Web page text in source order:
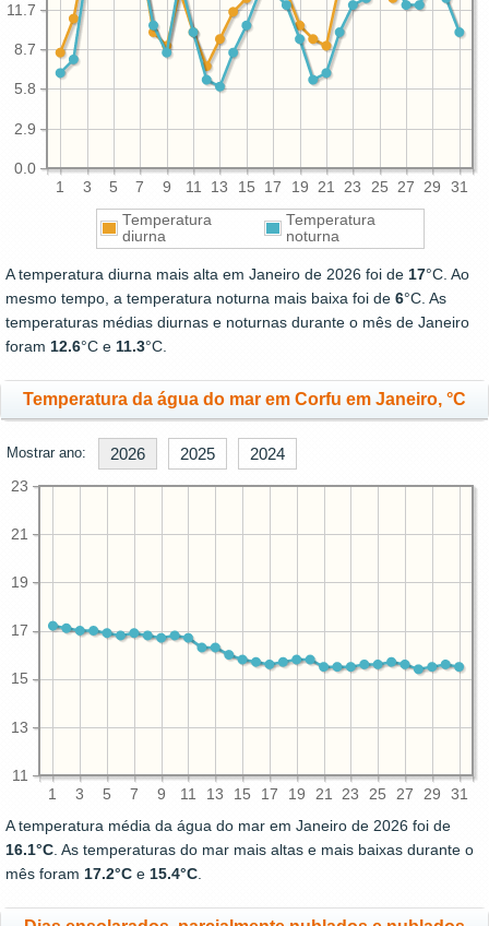
1 3 5 7 9 11 13 15 17 19 21 23 25 27 29 31
0.0
2.9
5.8
8.7
11.7
Temperatura
diurna
Temperatura
noturna
A temperatura diurna mais alta em Janeiro de 2026 foi de 17°C. Ao
mesmo tempo, a temperatura noturna mais baixa foi de 6°C. As
temperaturas médias diurnas e noturnas durante o mês de Janeiro
foram 12.6°C e 11.3°C.
Temperatura da água do mar em Corfu em Janeiro, °C
Mostrar ano: 2026 2025 2024
1 3 5 7 9 11 13 15 17 19 21 23 25 27 29 31
11
13
15
17
19
21
23
A temperatura média da água do mar em Janeiro de 2026 foi de
16.1°C. As temperaturas do mar mais altas e mais baixas durante o
mês foram 17.2°C e 15.4°C.